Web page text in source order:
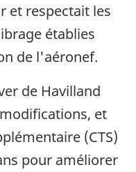
et respectait les
établies
de l'aéronef.
de Havilland
et
(CTS)
pour améliorer